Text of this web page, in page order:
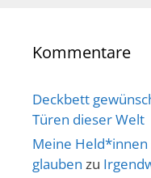
Kommentare
Deckbett
Türen dieser Welt
Meine
glauben zu